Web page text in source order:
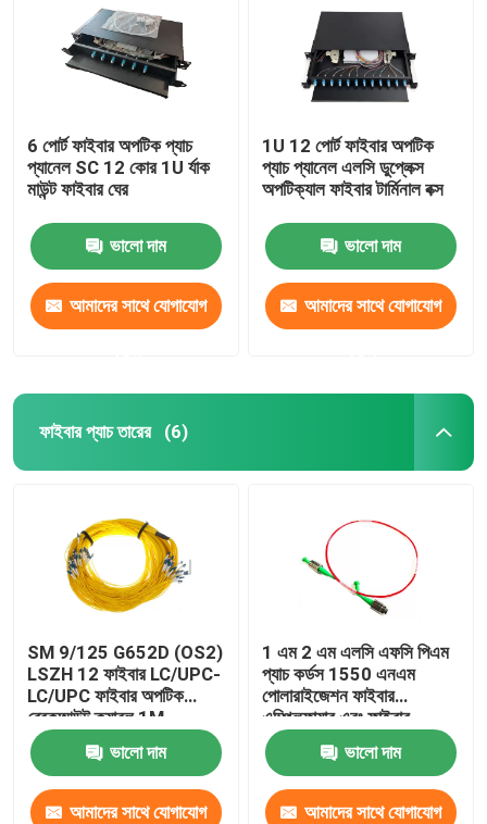
6 পোর্ট ফাইবার অপটিক প্যাচ
প্যানেল SC 12 কোর 1U র্যাক
মাউন্ট ফাইবার ঘের
ভালো দাম
আমাদের সাথে যোগাযোগ
1U 12 পোর্ট ফাইবার অপটিক
প্যাচ প্যানেল এলসি ডুপ্লেক্স
অপটিক্যাল ফাইবার টার্মিনাল বক্স
ভালো দাম
আমাদের সাথে যোগাযোগ
ফাইবার প্যাচ তারের (6)
SM 9/125 G652D (OS2)
LSZH 12 ফাইবার LC/UPC-
LC/UPC ফাইবার অপটিক
ব্রেকআউট ক্যাবল 1M
ভালো দাম
আমাদের সাথে যোগাযোগ
1 এম 2 এম এলসি এফসি পিএম
প্যাচ কর্ডস 1550 এনএম
পোলারাইজেশন ফাইবার
এম্প্লিফায়ার এবং ফাইবার
লেজারের জন্য পিএমএফ প্যাচ কর্ড
বজায় রাখা
ভালো দাম
আমাদের সাথে যোগাযোগ